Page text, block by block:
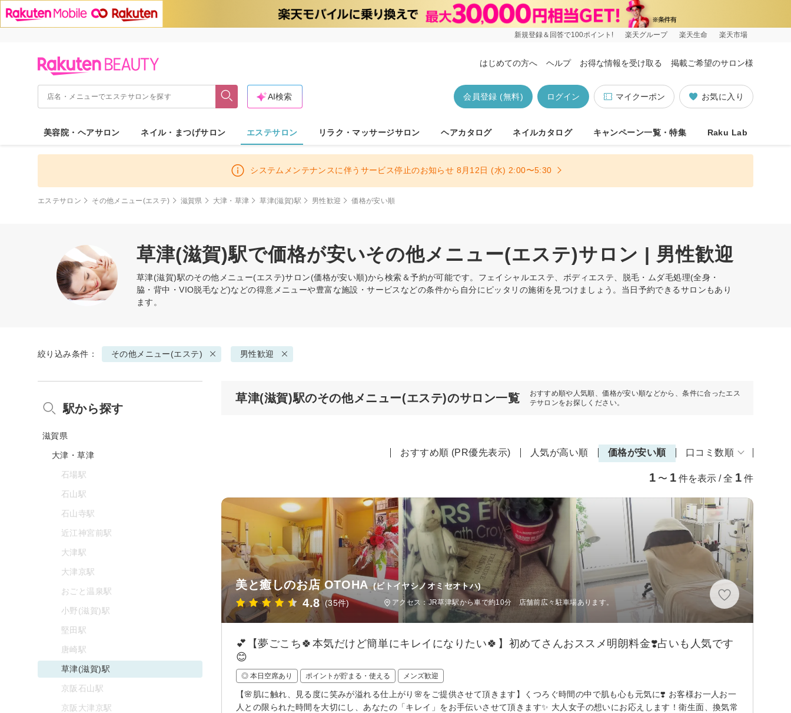
新規登録＆回答で100ポイント! 楽天グループ 楽天生命 楽天市場
はじめての方へ ヘルプ お得な情報を受け取る 掲載ご希望のサロン様
お気に入り
マイクーポン
ログイン
会員登録 (無料)
AI検索
美容院・ヘアサロン ネイル・まつげサロン エステサロン リラク・マッサージサロン ヘアカタログ ネイルカタログ キャンペーン一覧・特集 Raku Lab
システムメンテナンスに伴うサービス停止のお知らせ 8月12日 (水) 2:00〜5:30
エステサロン その他メニュー(エステ) 滋賀県 大津・草津 草津(滋賀)駅 男性歓迎 価格が安い順
草津(滋賀)駅で価格が安いその他メニュー(エステ)サロン | 男性歓迎
草津(滋賀)駅のその他メニュー(エステ)サロン(価格が安い順)から検索＆予約が可能です。フェイシャルエステ、ボディエステ、脱毛・ムダ毛処理(全身・
脇・背中・VIO脱毛など)などの得意メニューや豊富な施設・サービスなどの条件から自分にピッタリの施術を見つけましょう。当日予約できるサロンもあり
ます。
絞り込み条件： その他メニュー(エステ) 男性歓迎
草津(滋賀)駅のその他メニュー(エステ)のサロン一覧
おすすめ順や人気順、価格が安い順などから、条件に合ったエス
テサロンをお探しください。
おすすめ順 (PR優先表示) 人気が高い順 価格が安い順 口コミ数順
1 〜 1 件を表示 / 全 1 件
美と癒しのお店 OTOHA (ビトイヤシノオミセオトハ)
4.8 (35件) アクセス：JR草津駅から車で約10分 店舗前広々駐車場あります。
💕【夢ごこち🍀本気だけど簡単にキレイになりたい🍀】初めてさんおススメ明朗料金❣️占いも人気です
😊
◎ 本日空席あり ポイントが貯まる・使える メンズ歓迎
【🌸肌に触れ、見る度に笑みが溢れる仕上がり🌸をご提供させて頂きます】くつろぐ時間の中で肌も心も元気に❣️ お客様お一人お一
人との限られた時間を大切にし、あなたの「キレイ」をお手伝いさせて頂きます✨ 大人女子の想いにお応えします！衛生面、換気常
駅から探す
滋賀県
大津・草津
石場駅
石山駅
石山寺駅
近江神宮前駅
大津駅
大津京駅
おごと温泉駅
小野(滋賀)駅
堅田駅
唐崎駅
草津(滋賀)駅
京阪石山駅
京阪大津京駅